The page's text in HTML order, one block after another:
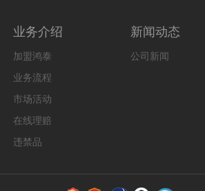
业务介绍
加盟鸿泰
业务流程
市场活动
在线理赔
违禁品
新闻动态
公司新闻